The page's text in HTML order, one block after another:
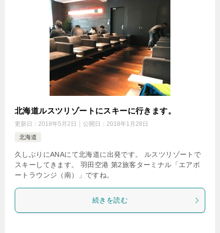
北海道ルスツリゾートにスキーに行きます。
更新日： 2018年5月2日 公開日： 2018年1月28日
北海道
久しぶりにANAにて北海道に出発です。 ルスツリゾートで
スキーしてきます。 羽田空港 第2旅客ターミナル「エアポ
ートラウンジ（南）」ですね。
続きを読む